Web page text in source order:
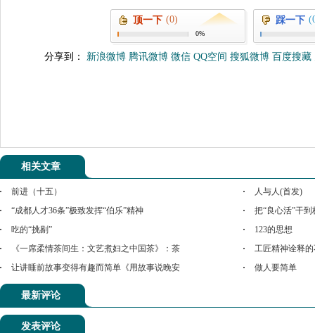
顶一下 (0)
0%
踩一下
分享到： 新浪微博 腾讯微博 微信 QQ空间 搜狐微博 百度搜藏
相关文章
前进（十五）
人与人(首发)
“成都人才36条”极致发挥“伯乐”精神
把“良心活”干到
吃的“挑剔”
123的思想
《一席柔情茶间生：文艺煮妇之中国茶》：茶
工匠精神诠释的
让讲睡前故事变得有趣而简单《用故事说晚安
做人要简单
最新评论
发表评论